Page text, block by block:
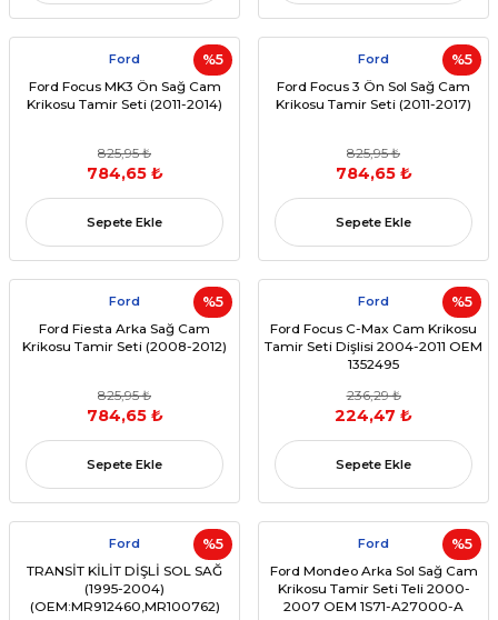
%5
Ford
Ford Focus MK3 Ön Sağ Cam
Krikosu Tamir Seti (2011-2014)
825,95 ₺
784,65 ₺
Sepete Ekle
%5
Ford
Ford Focus 3 Ön Sol Sağ Cam
Krikosu Tamir Seti (2011-2017)
825,95 ₺
784,65 ₺
Sepete Ekle
%5
Ford
Ford Fiesta Arka Sağ Cam
Krikosu Tamir Seti (2008-2012)
825,95 ₺
784,65 ₺
Sepete Ekle
%5
Ford
Ford Focus C-Max Cam Krikosu
Tamir Seti Dişlisi 2004-2011 OEM
1352495
236,29 ₺
224,47 ₺
Sepete Ekle
%5
Ford
TRANSİT KİLİT DİŞLİ SOL SAĞ
(1995-2004)
(OEM:MR912460,MR100762)
%5
Ford
Ford Mondeo Arka Sol Sağ Cam
Krikosu Tamir Seti Teli 2000-
2007 OEM 1S71-A27000-A